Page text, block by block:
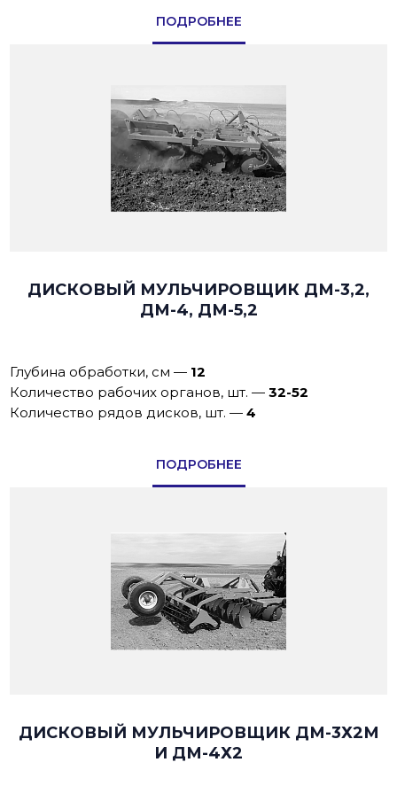
ПОДРОБНЕЕ
ДИСКОВЫЙ МУЛЬЧИРОВЩИК ДМ-3,2,
ДМ-4, ДМ-5,2
Глубина обработки, см — 12
Количество рабочих органов, шт. —32-52
Количество рядов дисков, шт. —4
ПОДРОБНЕЕ
ДИСКОВЫЙ МУЛЬЧИРОВЩИК ДМ-3Х2М
И ДМ-4Х2